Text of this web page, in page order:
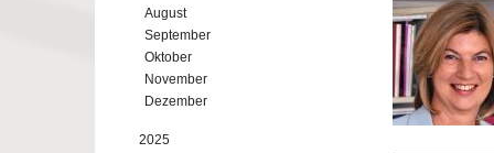
August
September
Oktober
November
Dezember
2025